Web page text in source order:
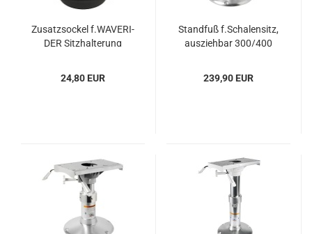
Zu­satz­so­ckel f.WA­VE­R­I­
DER Sitz­hal­te­rung
24,80 EUR
Stand­fuß f.Scha­len­sitz,
aus­zieh­bar 300/400
239,90 EUR